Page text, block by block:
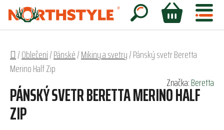
Přejít
obsah
Hledat
NÁKUPNÍ
Domů
/Oblečení/Pánské/Mikiny a svetry/Pánský svetr Beretta
Merino Half Zip
PÁNSKÝ SVETR BERETTA MERINO HALF
ZIP
Značka:Beretta